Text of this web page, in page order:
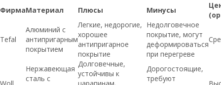
ФирмаМатериал Плюсы Минусы
Tefal
Алюминий с
антипригарным
покрытием
Легкие, недорогие,
хорошее
антипригарное
покрытие
Недолговечное
покрытие, могут
деформироваться
при перегреве
Нержавеющая
сталь с
Долговечные,
устойчивы к
Дорогостоящие,
требуют